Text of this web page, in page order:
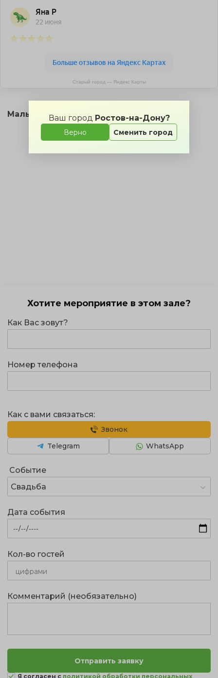
Ваш город Ростов-на-Дону?
Верно Сменить город
Старый город — Яндекс Карты
Малый зал на карте
Хотите мероприятие в этом зале?
Как Вас зовут?
Номер телефона
Событие
Свадьба
Дата события
Кол-во гостей
Как с вами связаться:
Звонок
WhatsApp
Telegram
Комментарий (необязательно)
Я согласен с политикой обработки персональных